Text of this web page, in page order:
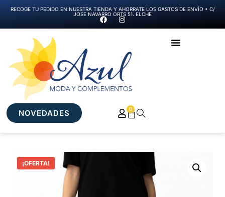
RECOGE TU PEDIDO EN NUESTRA TIENDA Y AHORRATE LOS GASTOS DE ENVÍO • C/
JOSE NAVARRO ORTS 51. ELCHE
NOVEDADES 0
¡OFERTA!